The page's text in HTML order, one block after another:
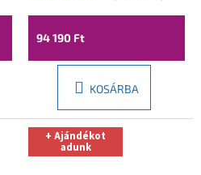
cm, fekete-átlátszó,
856-100-000-70-00
94 190 Ft
KOSÁRBA
+ Ajándékot
adunk